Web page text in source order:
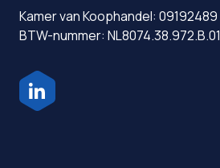
Kamer van Koophandel: 09192489
BTW-nummer: NL8074.38.972.B.01